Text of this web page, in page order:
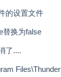
的设置文件
替换为false
了....
Files\Thunder